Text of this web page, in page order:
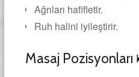
Ağrıları hafifletir.
Ruh halini iyileştirir.
Masaj